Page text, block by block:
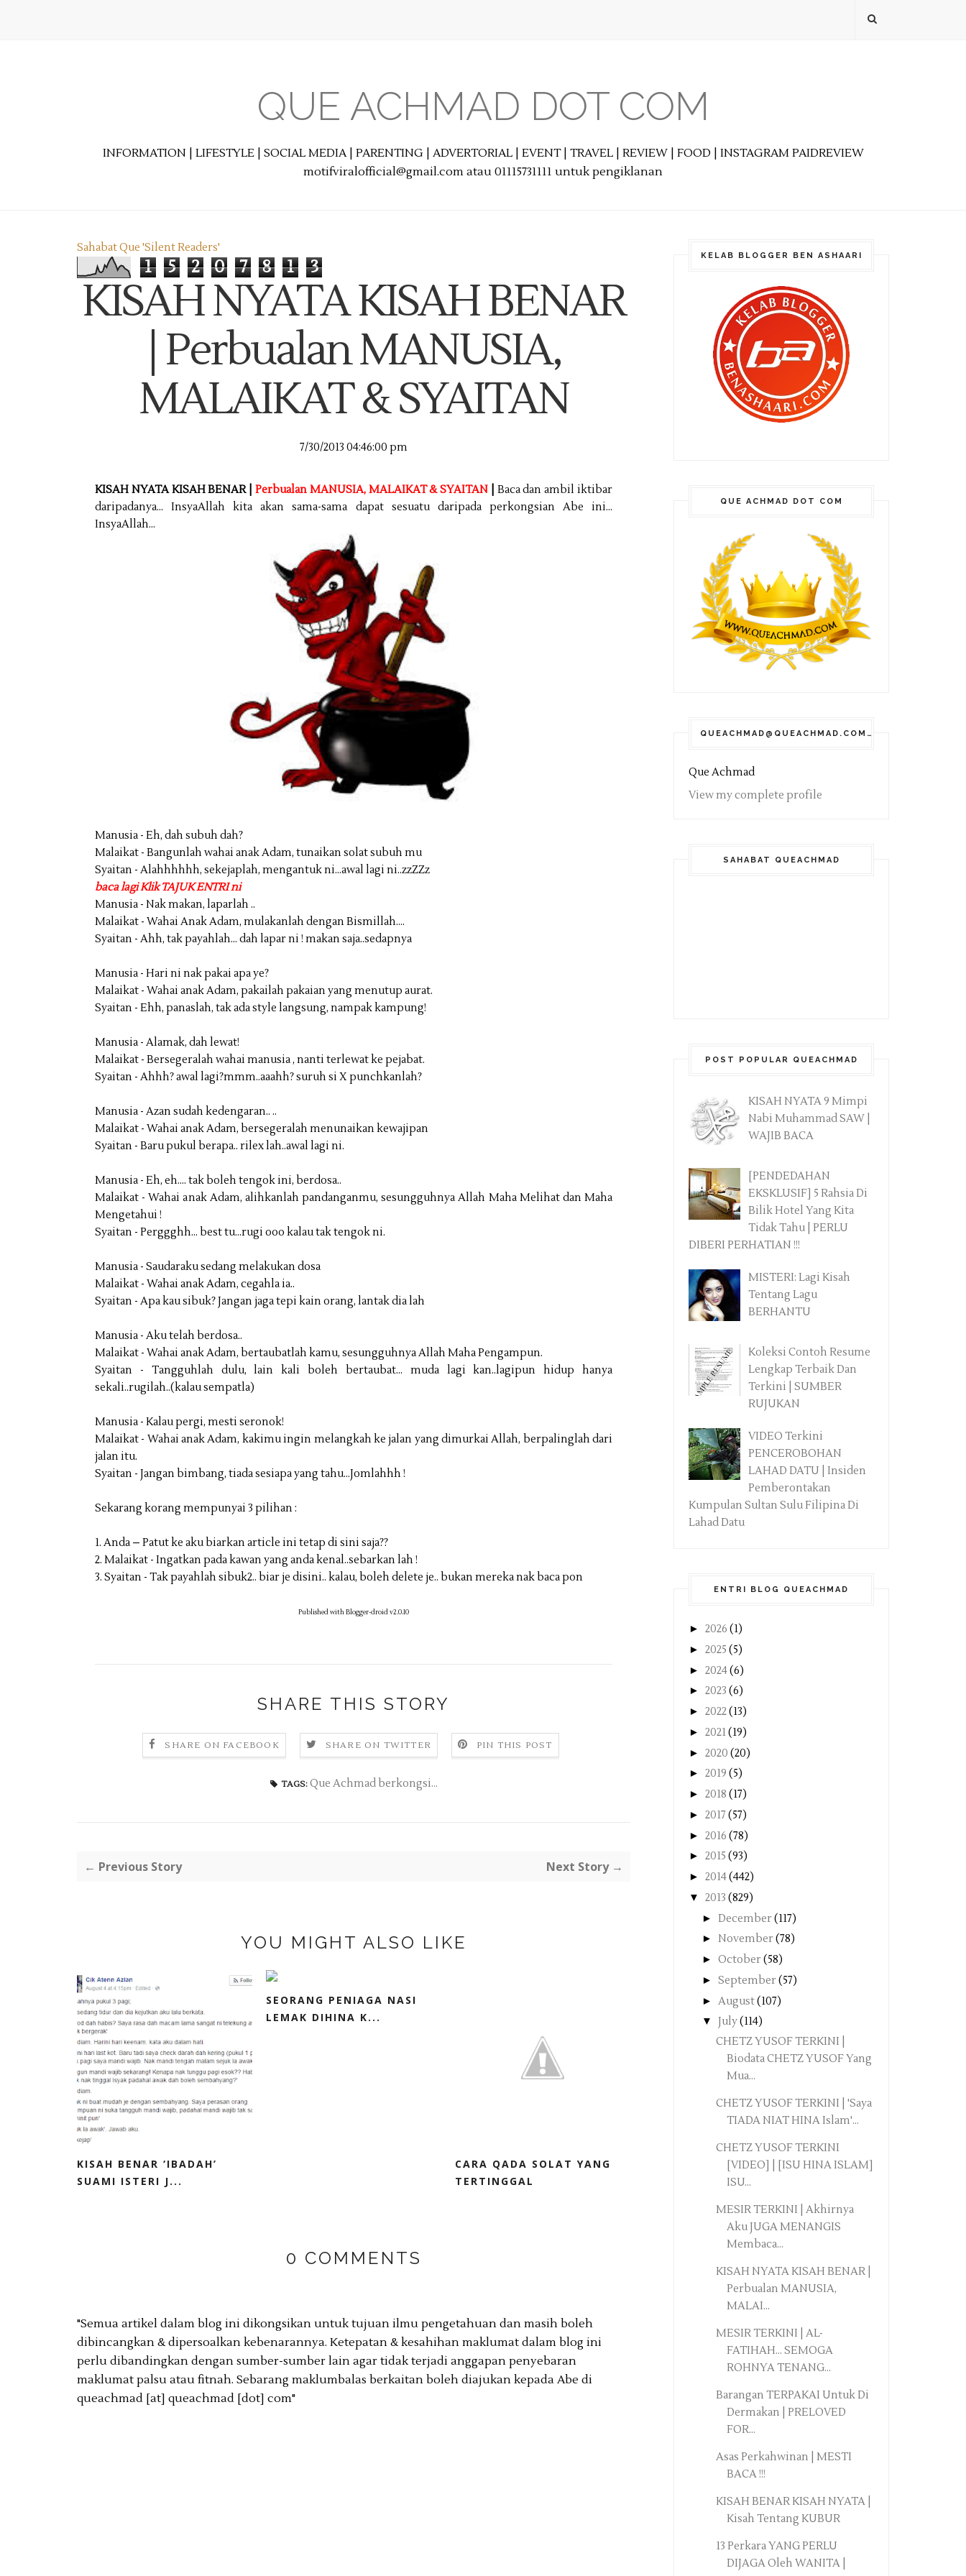
QUE ACHMAD DOT COM
INFORMATION | LIFESTYLE | SOCIAL MEDIA | PARENTING | ADVERTORIAL | EVENT | TRAVEL | REVIEW | FOOD | INSTAGRAM PAIDREVIEW
motifviralofficial@gmail.com atau 01115731111 untuk pengiklanan
Sahabat Que 'Silent Readers'
1 5 2 0 7 8 1 3
KISAH NYATA KISAH BENAR
| Perbualan MANUSIA,
MALAIKAT & SYAITAN
7/30/2013 04:46:00 pm
KISAH NYATA KISAH BENAR | Perbualan MANUSIA, MALAIKAT & SYAITAN
Baca dan ambil iktibar
daripadanya... InsyaAllah kita akan sama-sama dapat sesuatu daripada perkongsian Abe ini...
InsyaAllah...
Manusia - Eh, dah subuh dah?
Malaikat - Bangunlah wahai anak Adam, tunaikan solat subuh mu
Syaitan - Alahhhhhh, sekejaplah, mengantuk ni...awal lagi ni..zzZZz
baca lagi Klik TAJUK ENTRI ni
Manusia - Nak makan, laparlah ..
Malaikat - Wahai Anak Adam, mulakanlah dengan Bismillah....
Syaitan - Ahh, tak payahlah... dah lapar ni ! makan saja..sedapnya
Manusia - Hari ni nak pakai apa ye?
Malaikat - Wahai anak Adam, pakailah pakaian yang menutup aurat.
Syaitan - Ehh, panaslah, tak ada style langsung, nampak kampung!
Manusia - Alamak, dah lewat!
Malaikat - Bersegeralah wahai manusia , nanti terlewat ke pejabat.
Syaitan - Ahhh? awal lagi?mmm..aaahh­? suruh si X punchkanlah?
Manusia - Azan sudah kedengaran.. ..
Malaikat - Wahai anak Adam, bersegeralah menunaikan kewajipan
Syaitan - Baru pukul berapa.. rilex lah..awal lagi ni.
Manusia - Eh, eh.... tak boleh tengok ini, berdosa..
Malaikat - Wahai anak Adam, alihkanlah pandanganmu, sesungguhnya Allah Maha Melihat dan Maha
Mengetahui !
Syaitan - Perggghh... best tu...rugi ooo kalau tak tengok ni.
Manusia - Saudaraku sedang melakukan dosa
Malaikat - Wahai anak Adam, cegahla ia..
Syaitan - Apa kau sibuk? Jangan jaga tepi kain orang, lantak dia lah
Manusia - Aku telah berdosa..
Malaikat - Wahai anak Adam, bertaubatlah kamu, sesungguhnya Allah Maha Pengampun.
Syaitan - Tangguhlah dulu, lain kali boleh bertaubat... muda lagi kan..lagipun hidup hanya
sekali..rugilah­..(kalau sempatla)
Manusia - Kalau pergi, mesti seronok!
Malaikat - Wahai anak Adam, kakimu ingin melangkah ke jalan yang dimurkai Allah, berpalinglah dari
jalan itu.
Syaitan - Jangan bimbang, tiada sesiapa yang tahu...Jomlahhh­ !
Sekarang korang mempunyai 3 pilihan :
1. Anda – Patut ke aku biarkan article ini tetap di sini saja??
2. Malaikat - Ingatkan pada kawan yang anda kenal..sebarkan­ lah !
3. Syaitan - Tak payahlah sibuk2.. biar je disini.. kalau, boleh delete je.. bukan mereka nak baca pon
Published with Blogger-droid v2.0.10
SHARE THIS STORY
SHARE ON FACEBOOK SHARE ON TWITTER PIN THIS POST
TAGS: Que Achmad berkongsi...
← Previous Story Next Story →
YOU MIGHT ALSO LIKE
KISAH BENAR ‘IBADAH’
SUAMI ISTERI J...
SEORANG PENIAGA NASI
LEMAK DIHINA K...
CARA QADA SOLAT YANG
TERTINGGAL
0 COMMENTS
"Semua artikel dalam blog ini dikongsikan untuk tujuan ilmu pengetahuan dan masih boleh
dibincangkan & dipersoalkan kebenarannya. Ketepatan & kesahihan maklumat dalam blog ini
perlu dibandingkan dengan sumber-sumber lain agar tidak terjadi anggapan penyebaran
maklumat palsu atau fitnah. Sebarang maklumbalas berkaitan boleh diajukan kepada Abe di
queachmad [at] queachmad [dot] com"
KELAB BLOGGER BEN ASHAARI
QUE ACHMAD DOT COM
QUEACHMAD@QUEACHMAD.COM
Que Achmad
View my complete profile
SAHABAT QUEACHMAD
POST POPULAR QUEACHMAD
KISAH NYATA 9 Mimpi
Nabi Muhammad SAW |
WAJIB BACA
[PENDEDAHAN
EKSKLUSIF] 5 Rahsia Di
Bilik Hotel Yang Kita
Tidak Tahu | PERLU
DIBERI PERHATIAN !!!
MISTERI: Lagi Kisah
Tentang Lagu
BERHANTU
Koleksi Contoh Resume
Lengkap Terbaik Dan
Terkini | SUMBER
RUJUKAN
VIDEO Terkini
PENCEROBOHAN
LAHAD DATU | Insiden
Pemberontakan
Kumpulan Sultan Sulu Filipina Di
Lahad Datu
ENTRI BLOG QUEACHMAD
► 2026 (1)
► 2025 (5)
► 2024(6)
► 2023 (6)
► 2022(13)
► 2021(19)
► 2020 (20)
► 2019 (5)
► 2018 (17)
► 2017 (57)
► 2016 (78)
► 2015 (93)
► 2014(442)
▼ 2013 (829)
► December(117)
► November(78)
► October(58)
► September(57)
► August(107)
▼ July(114)
CHETZ YUSOF TERKINI |
Biodata CHETZ YUSOF Yang
Mua...
CHETZ YUSOF TERKINI | 'Saya
TIADA NIAT HINA Islam'...
CHETZ YUSOF TERKINI
[VIDEO] | [ISU HINA ISLAM]
ISU...
MESIR TERKINI | Akhirnya
Aku JUGA MENANGIS
Membaca...
KISAH NYATA KISAH BENAR |
Perbualan MANUSIA,
MALAI...
MESIR TERKINI | AL-
FATIHAH... SEMOGA
ROHNYA TENANG...
Barangan TERPAKAI Untuk Di
Dermakan | PRELOVED
FOR...
Asas Perkahwinan | MESTI
BACA !!!
KISAH BENAR KISAH NYATA |
Kisah Tentang KUBUR
13 Perkara YANG PERLU
DIJAGA Oleh WANITA |